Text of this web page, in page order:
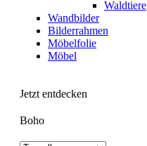
Waldtiere
Wandbilder
Bilderrahmen
Möbelfolie
Möbel
Jetzt entdecken
Boho